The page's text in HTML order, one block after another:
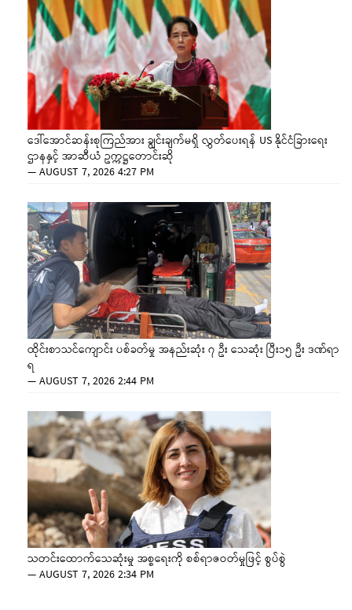
ဒေါ်အောင်ဆန်းစုကြည်အား ချွင်းချက်မရှိ လွှတ်ပေးရန် US နိုင်ငံခြားရေး
ဌာနနှင့် အာဆီယံ ဥက္ကဋ္ဌတောင်းဆို
—AUGUST 7, 2026 4:27 PM
ထိုင်းစာသင်ကျောင်း ပစ်ခတ်မှု အနည်းဆုံး ၇ ဦး သေဆုံး ပြီး၁၅ ဦး ဒဏ်ရာ
ရ
—AUGUST 7, 2026 2:44 PM
သတင်းထောက်သေဆုံးမှု အစ္စရေးကို စစ်ရာဇဝတ်မှုဖြင့် စွပ်စွဲ
—AUGUST 7, 2026 2:34 PM